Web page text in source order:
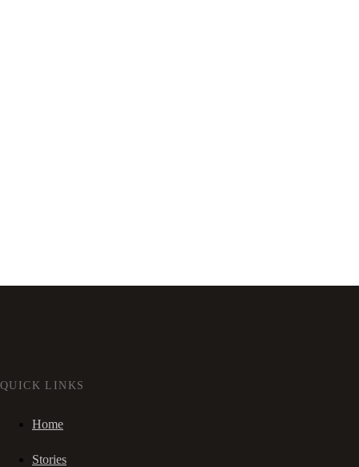
QUICK LINKS
Home
Stories